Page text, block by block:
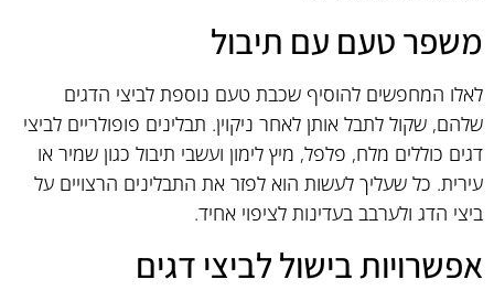
משפר טעם עם תיבול
לאלו המחפשים להוסיף שכבת טעם נוספת לביצי הדגים
שלהם, שקול לתבל אותן לאחר ניקוין. תבלינים פופולריים לביצי
דגים כוללים מלח, פלפל, מיץ לימון ועשבי תיבול כגון שמיר או
עירית. כל שעליך לעשות הוא לפזר את התבלינים הרצויים על
ביצי הדג ולערבב בעדינות לציפוי אחיד.
אפשרויות בישול לביצי דגים